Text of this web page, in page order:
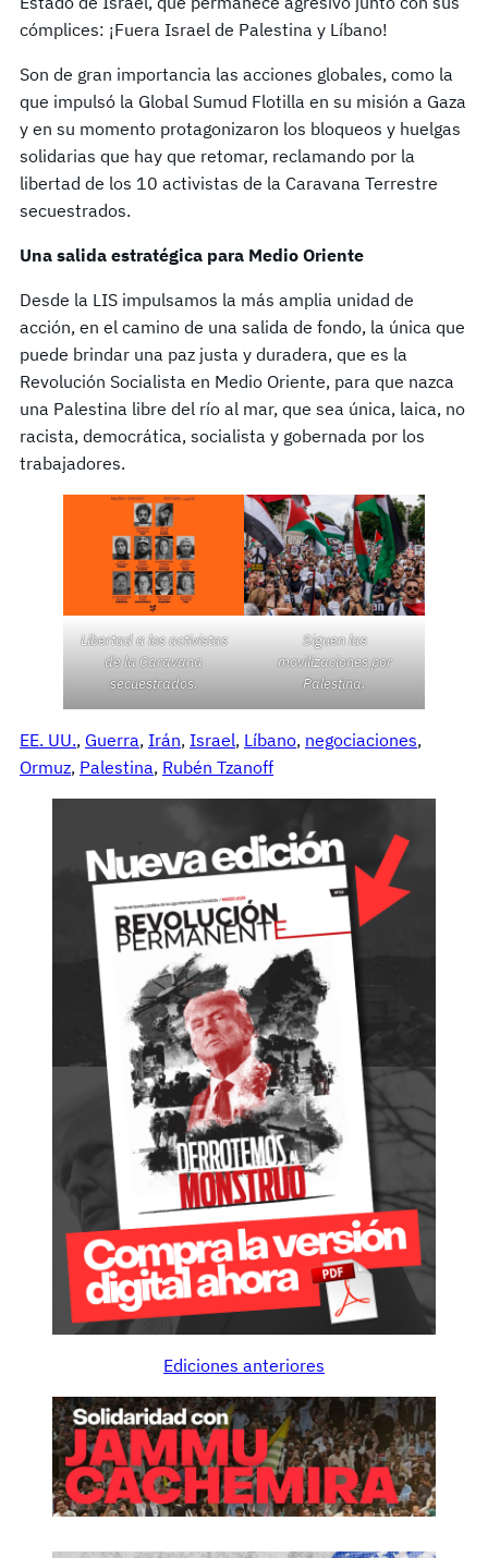
cómplices: ¡Fuera Israel de Palestina y Líbano!
Son de gran importancia las acciones globales, como la
que impulsó la Global Sumud Flotilla en su misión a Gaza
y en su momento protagonizaron los bloqueos y huelgas
solidarias que hay que retomar, reclamando por la
libertad de los 10 activistas de la Caravana Terrestre
secuestrados.
Una salida estratégica para Medio Oriente
Desde la LIS impulsamos la más amplia unidad de
acción, en el camino de una salida de fondo, la única que
puede brindar una paz justa y duradera, que es la
Revolución Socialista en Medio Oriente, para que nazca
una Palestina libre del río al mar, que sea única, laica, no
racista, democrática, socialista y gobernada por los
trabajadores.
Libertad a los activistas
de la Caravana
secuestrados.
Siguen las
movilizaciones por
Palestina.
EE. UU., Guerra, Irán, Israel, Líbano, negociaciones
Ormuz, Palestina, Rubén Tzanoff
Ediciones anteriores